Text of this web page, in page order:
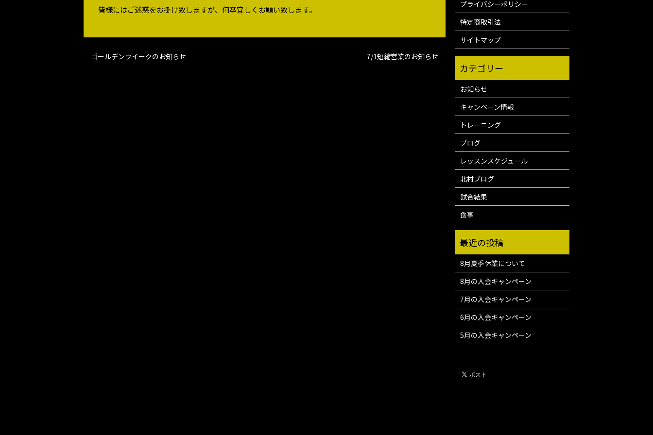
皆様にはご迷惑をお掛け致しますが、何卒宜しくお願い致します。
ゴールデンウイークのお知らせ 7/1短縮営業のお知らせ
プライバシーポリシー
特定商取引法
サイトマップ
お知らせ
キャンペーン情報
トレーニング
ブログ
レッスンスケジュール
北村ブログ
試合結果
食事
8月夏季休業について
8月の入会キャンペーン
7月の入会キャンペーン
6月の入会キャンペーン
5月の入会キャンペーン